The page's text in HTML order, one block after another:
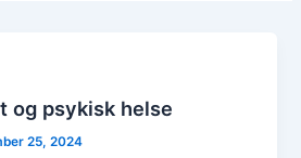
og psykisk helse
25, 2024